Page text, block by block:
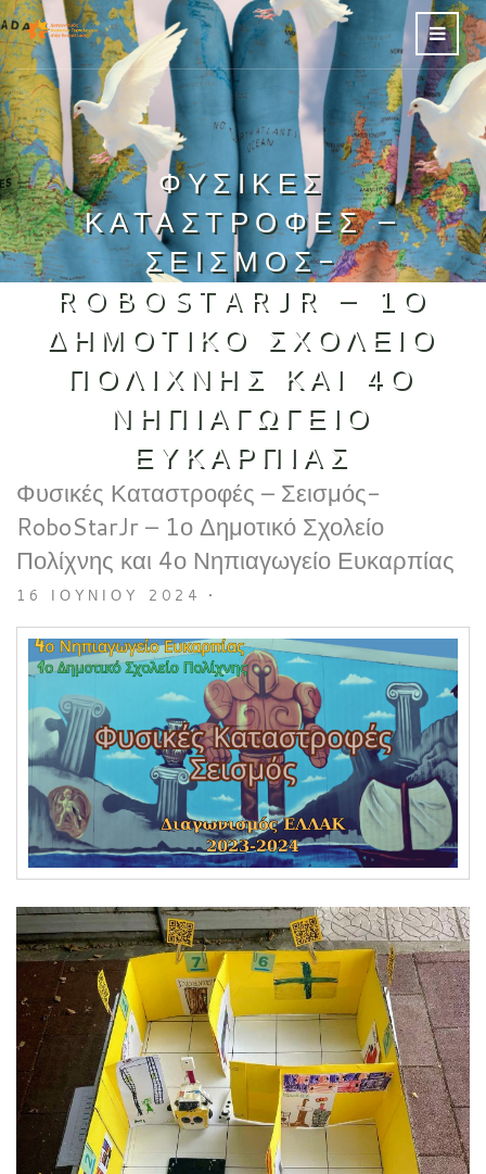
ΦΥΣΙΚΈΣ
ΚΑΤΑΣΤΡΟΦΈΣ –
ΣΕΙΣΜΌΣ-
ROBOSTARJR – 1Ο
ΔΗΜΟΤΙΚΌ ΣΧΟΛΕΊΟ
ΠΟΛΊΧΝΗΣ ΚΑΙ 4Ο
ΝΗΠΙΑΓΩΓΕΊΟ
ΕΥΚΑΡΠΊΑΣ
Φυσικές Καταστροφές – Σεισμός-
RoboStarJr – 1ο Δημοτικό Σχολείο
Πολίχνης και 4ο Νηπιαγωγείο Ευκαρπίας
16 ΙΟΥΝΊΟΥ 2024 •